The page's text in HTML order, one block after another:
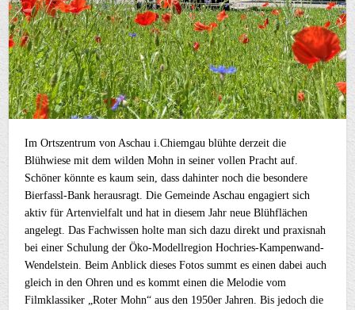
Im Ortszentrum von Aschau i.Chiemgau blühte derzeit die
Blühwiese mit dem wilden Mohn in seiner vollen Pracht auf.
Schöner könnte es kaum sein, dass dahinter noch die besondere
Bierfassl-Bank herausragt. Die Gemeinde Aschau engagiert sich
aktiv für Artenvielfalt und hat in diesem Jahr neue Blühflächen
angelegt. Das Fachwissen holte man sich dazu direkt und praxisnah
bei einer Schulung der Öko-Modellregion Hochries-Kampenwand-
Wendelstein. Beim Anblick dieses Fotos summt es einen dabei auch
gleich in den Ohren und es kommt einen die Melodie vom
Filmklassiker „Roter Mohn“ aus den 1950er Jahren. Bis jedoch die